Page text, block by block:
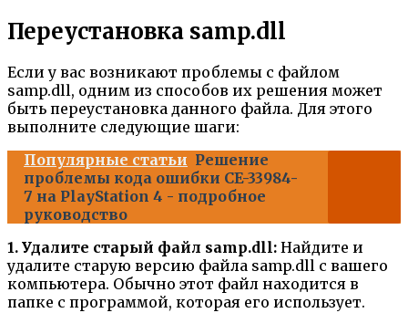
Переустановка samp.dll
Если у вас возникают проблемы с файлом
samp.dll, одним из способов их решения может
быть переустановка данного файла. Для этого
выполните следующие шаги:
Популярные статьи Решение
проблемы кода ошибки CE-33984-
7 на PlayStation 4 - подробное
руководство
1. Удалите старый файл samp.dll: Найдите и
удалите старую версию файла samp.dll с вашего
компьютера. Обычно этот файл находится в
папке с программой, которая его использует.